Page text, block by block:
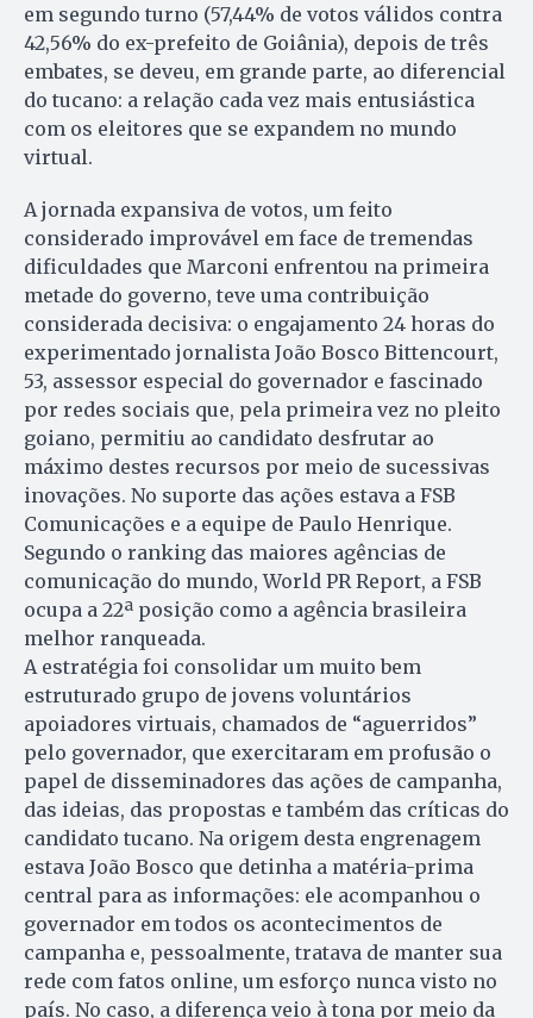
em segundo turno (57,44% de votos válidos contra
42,56% do ex-prefeito de Goiânia), depois de três
embates, se deveu, em grande parte, ao diferencial
do tucano: a relação cada vez mais entusiástica
com os eleitores que se expandem no mundo
virtual.
A jornada expansiva de votos, um feito
considerado improvável em face de tremendas
dificuldades que Marconi enfrentou na primeira
metade do governo, teve uma contribuição
considerada decisiva: o engajamento 24 horas do
experimentado jornalista João Bosco Bittencourt,
53, assessor especial do governador e fascinado
por redes sociais que, pela primeira vez no pleito
goiano, permitiu ao candidato desfrutar ao
máximo destes recursos por meio de sucessivas
inovações. No suporte das ações estava a FSB
Comunicações e a equipe de Paulo Henrique.
Segundo o ranking das maiores agências de
comunicação do mundo, World PR Report, a FSB
ocupa a 22ª posição como a agência brasileira
melhor ranqueada.
A estratégia foi consolidar um muito bem
estruturado grupo de jovens voluntários
apoiadores virtuais, chamados de “aguerridos”
pelo governador, que exercitaram em profusão o
papel de disseminadores das ações de campanha,
das ideias, das propostas e também das críticas do
candidato tucano. Na origem desta engrenagem
estava João Bosco que detinha a matéria-prima
central para as informações: ele acompanhou o
governador em todos os acontecimentos de
campanha e, pessoalmente, tratava de manter sua
rede com fatos online, um esforço nunca visto no
país. No caso, a diferença veio à tona por meio da